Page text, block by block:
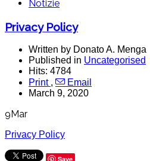
Notizie
Privacy Policy
Written by Donato A. Menga
Published in Uncategorised
Hits: 4784
Print ,
Email
March 9, 2020
9 Mar
Privacy Policy
Save